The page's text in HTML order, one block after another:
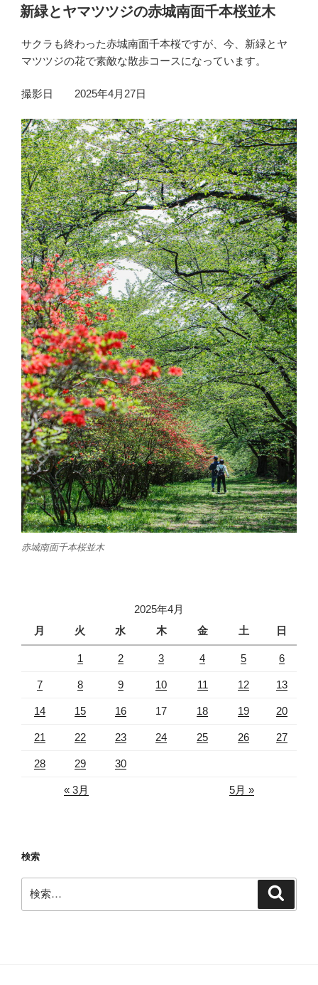
稿
日:
新緑とヤマツツジの赤城南面千本桜並木
サクラも終わった赤城南面千本桜ですが、今、新緑とヤ
マツツジの花で素敵な散歩コースになっています。
撮影日 2025年4月27日
赤城南面千本桜並木
2025年4月
月
火 水 木 金 土 日
1 2 3 4 5 6
7 8 9 10 11 12 13
14 15 16 17 18 19 20
21 22 23 24 25 26 27
28 29 30
« 3月 5月 »
検索
索: